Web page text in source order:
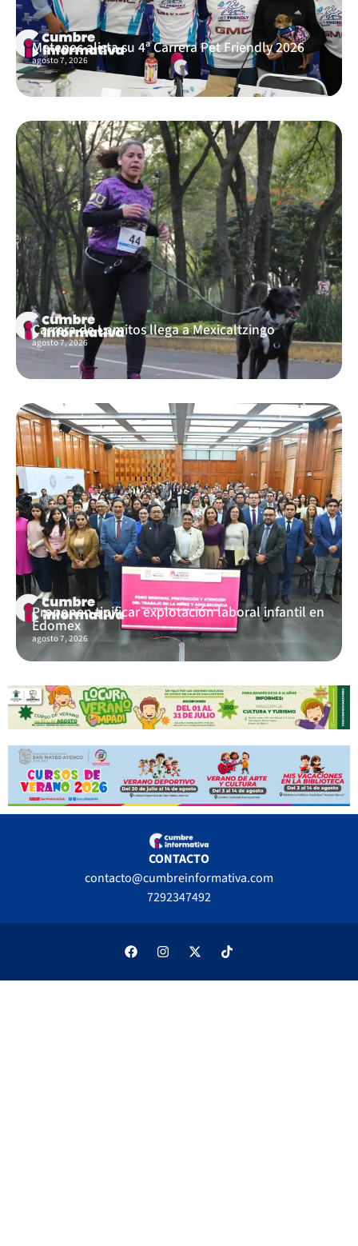
Metepec alista su 4ª Carrera Pet Friendly 2026
agosto 7, 2026
Carrera de Lomitos llega a Mexicaltzingo
agosto 7, 2026
Proponen tipificar explotación laboral infantil en
Edomex
agosto 7, 2026
CONTACTO
contacto@cumbreinformativa.com
7292347492